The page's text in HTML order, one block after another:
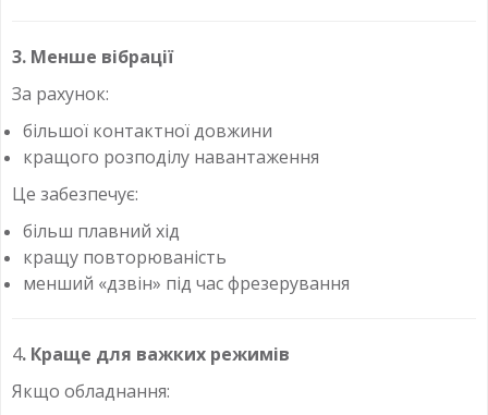
3. Менше вібрації
За рахунок:
більшої контактної довжини
кращого розподілу навантаження
Це забезпечує:
більш плавний хід
кращу повторюваність
менший «дзвін» під час фрезерування
4. Краще для важких режимів
Якщо обладнання: